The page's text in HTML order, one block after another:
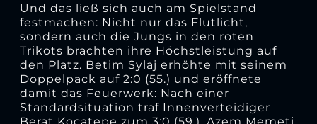
Und das ließ sich auch am Spielstand
festmachen: Nicht nur das Flutlicht,
sondern auch die Jungs in den roten
Trikots brachten ihre Höchstleistung auf
den Platz. Betim Sylaj erhöhte mit seinem
Doppelpack auf 2:0 (55.) und eröffnete
damit das Feuerwerk: Nach einer
Standardsituation traf Innenverteidiger
Berat Kocatepe zum 3:0 (59.), Azem Memeti